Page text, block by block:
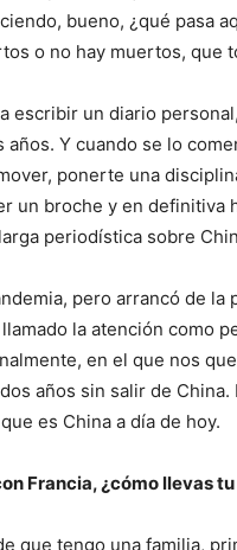
bueno, ¿qué pasa
o no hay muertos, que
escribir un diario
Y cuando se lo
ponerte una
un broche y en
periodística sobre
pero arrancó de
la atención como
en el que nos
años sin salir de
es China a día de hoy.
Francia, ¿cómo llevas
que tengo una familia,